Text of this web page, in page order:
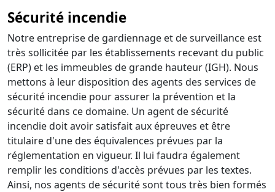
Sécurité incendie
Notre entreprise de gardiennage et de surveillance est
très sollicitée par les établissements recevant du public
(ERP) et les immeubles de grande hauteur (IGH). Nous
mettons à leur disposition des agents des services de
sécurité incendie pour assurer la prévention et la
sécurité dans ce domaine. Un agent de sécurité
incendie doit avoir satisfait aux épreuves et être
titulaire d'une des équivalences prévues par la
réglementation en vigueur. Il lui faudra également
remplir les conditions d'accès prévues par les textes.
Ainsi, nos agents de sécurité sont tous très bien formés